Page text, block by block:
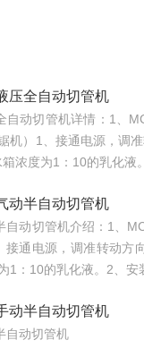
压全自动切管机
自动切管机详情：1、
机）1、接通电源，调
浓度为1：10的乳化液
动半自动切管机
自动切管机介绍：1、
接通电源，调准转动方
1：10的乳化液。2、安
动半自动切管机
自动切管机